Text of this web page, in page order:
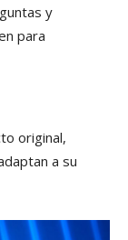
y
para
original,
a su